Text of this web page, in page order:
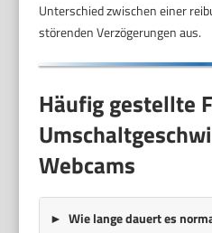
Unterschied zwischen einer
störenden Verzögerungen aus.
Häufig gestellte
Webcams
Wie lange dauert es